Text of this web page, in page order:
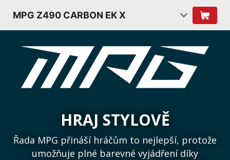
MPG Z490 CARBON EK X
HRAJ STYLOVĚ
Řada MPG přináší hráčům to nejlepší, protože
umožňuje plné barevné vyjádření díky